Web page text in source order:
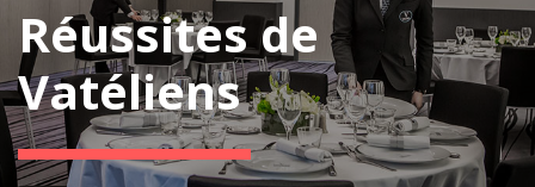
Réussites de
Vatéliens